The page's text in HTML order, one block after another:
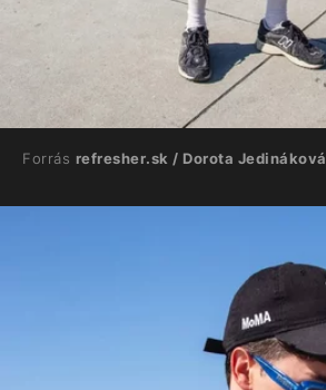
Forrás refresher.sk / Dorota Jedináková